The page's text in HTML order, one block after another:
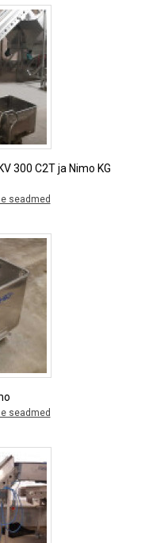
300 C2T ja Nimo KG
seadmed
seadmed